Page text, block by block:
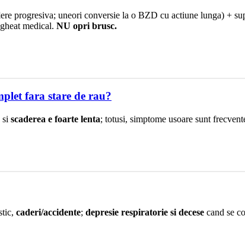
progresiva; uneori conversie la o BZD cu actiune lunga) +
medical. NU opri brusc.
fara stare de rau?
si scaderea e foarte lenta; totusi, simptome usoare sunt
caderi/accidente; depresie respiratorie si decese cand se